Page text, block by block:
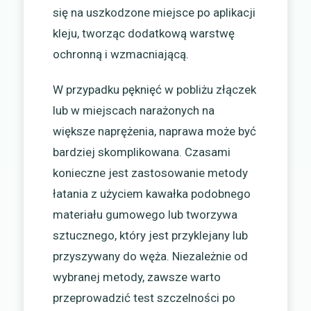
się na uszkodzone miejsce po aplikacji
kleju, tworząc dodatkową warstwę
ochronną i wzmacniającą.
W przypadku pęknięć w pobliżu złączek
lub w miejscach narażonych na
większe naprężenia, naprawa może być
bardziej skomplikowana. Czasami
konieczne jest zastosowanie metody
łatania z użyciem kawałka podobnego
materiału gumowego lub tworzywa
sztucznego, który jest przyklejany lub
przyszywany do węża. Niezależnie od
wybranej metody, zawsze warto
przeprowadzić test szczelności po